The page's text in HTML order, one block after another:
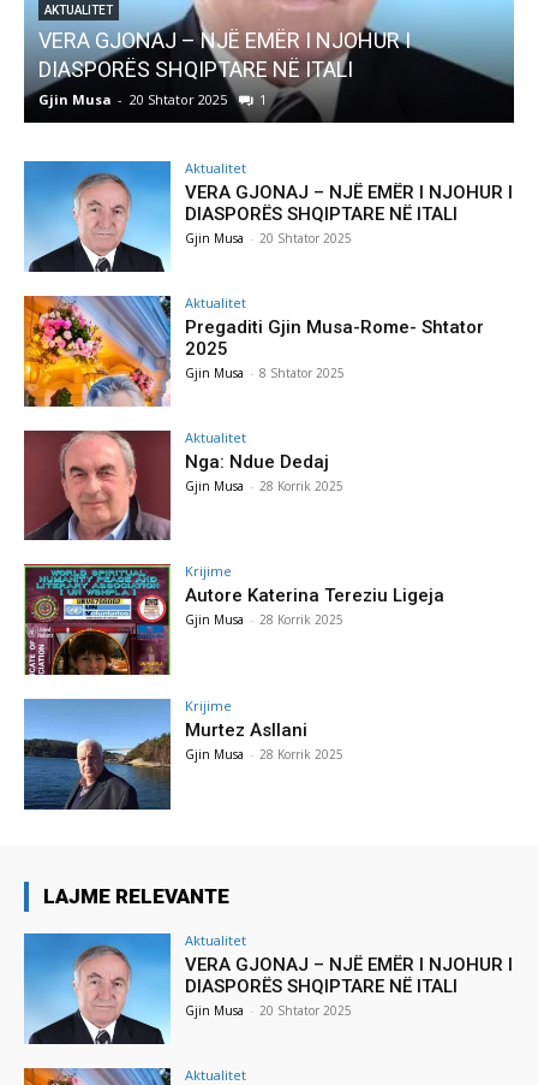
AKTUALITET
Pregaditi Gjin Musa-Rome- Shtator 2025
Gjin Musa - 8 Shtator 2025 0
Aktualitet
VERA GJONAJ – NJË EMËR I NJOHUR I
DIASPORËS SHQIPTARE NË ITALI
Gjin Musa - 20 Shtator 2025
Aktualitet
Pregaditi Gjin Musa-Rome- Shtator
2025
Gjin Musa - 8 Shtator 2025
Aktualitet
Nga: Ndue Dedaj
Gjin Musa - 28 Korrik 2025
Krijime
Autore Katerina Tereziu Ligeja
Gjin Musa - 28 Korrik 2025
Krijime
Murtez Asllani
Gjin Musa - 28 Korrik 2025
LAJME RELEVANTE
Aktualitet
VERA GJONAJ – NJË EMËR I NJOHUR I
DIASPORËS SHQIPTARE NË ITALI
Gjin Musa - 20 Shtator 2025
Aktualitet